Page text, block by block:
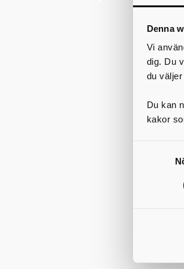
Denna
Vi
dig. Du
du
Du kan
kakor